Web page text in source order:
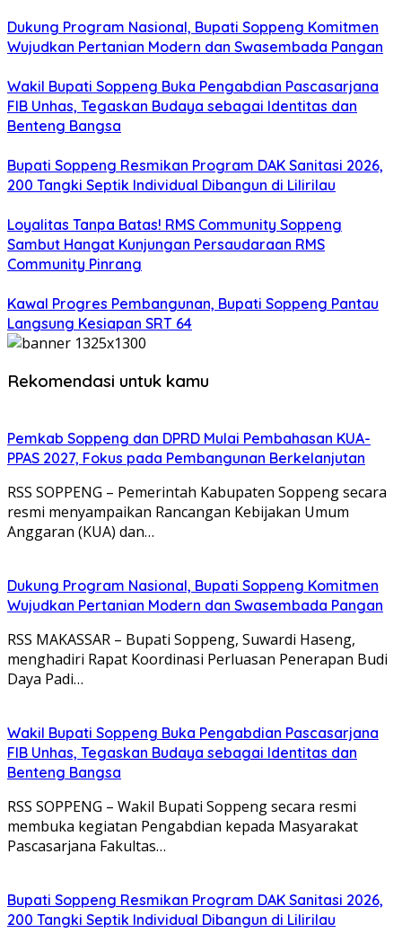
Dukung Program Nasional, Bupati Soppeng Komitmen
Wujudkan Pertanian Modern dan Swasembada Pangan
Wakil Bupati Soppeng Buka Pengabdian Pascasarjana
FIB Unhas, Tegaskan Budaya sebagai Identitas dan
Benteng Bangsa
Bupati Soppeng Resmikan Program DAK Sanitasi 2026,
200 Tangki Septik Individual Dibangun di Lilirilau
Loyalitas Tanpa Batas! RMS Community Soppeng
Sambut Hangat Kunjungan Persaudaraan RMS
Community Pinrang
Kawal Progres Pembangunan, Bupati Soppeng Pantau
Langsung Kesiapan SRT 64
Rekomendasi untuk kamu
Pemkab Soppeng dan DPRD Mulai Pembahasan KUA-
PPAS 2027, Fokus pada Pembangunan Berkelanjutan
RSS SOPPENG – Pemerintah Kabupaten Soppeng secara
resmi menyampaikan Rancangan Kebijakan Umum
Anggaran (KUA) dan…
Dukung Program Nasional, Bupati Soppeng Komitmen
Wujudkan Pertanian Modern dan Swasembada Pangan
RSS MAKASSAR – Bupati Soppeng, Suwardi Haseng,
menghadiri Rapat Koordinasi Perluasan Penerapan Budi
Daya Padi…
Wakil Bupati Soppeng Buka Pengabdian Pascasarjana
FIB Unhas, Tegaskan Budaya sebagai Identitas dan
Benteng Bangsa
RSS SOPPENG – Wakil Bupati Soppeng secara resmi
membuka kegiatan Pengabdian kepada Masyarakat
Pascasarjana Fakultas…
Bupati Soppeng Resmikan Program DAK Sanitasi 2026,
200 Tangki Septik Individual Dibangun di Lilirilau